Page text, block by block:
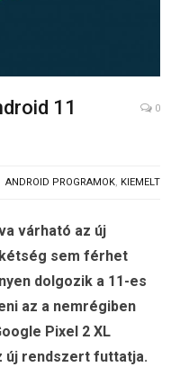
11
0
ANDROID PROGRAMOK, KIEMELT
várható az új
sem férhet
dolgozik a 11-es
az a nemrégiben
Pixel 2 XL
új rendszert futtatja.